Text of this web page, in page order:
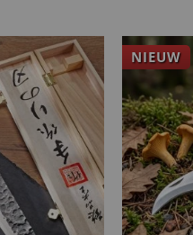
NIEUW